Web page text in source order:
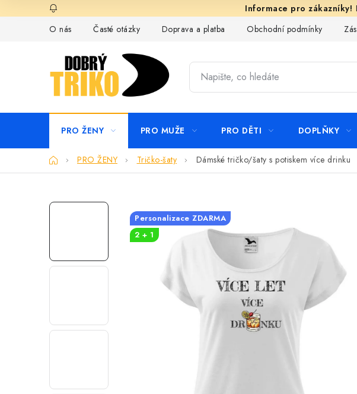
na
O nás
Časté otázky Doprava a platba Obchodní podmínky
PRO ŽENY PRO MUŽE PRO DĚTI DOPLŇKY
DomůPRO ŽENY Tričko-šaty Dámské tričko/šaty s potiskem více drinku
Personalizace ZDARMA
2 + 1